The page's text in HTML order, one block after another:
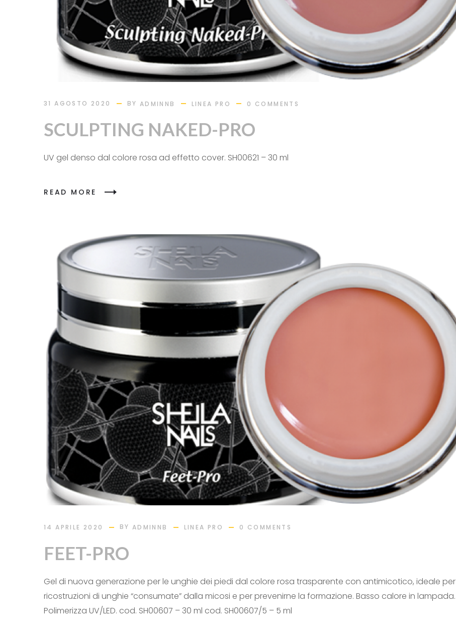
31 AGOSTO 2020 BY ADMINNB LINEA PRO 0 COMMENTS
SCULPTING NAKED-PRO
UV gel denso dal colore rosa ad effetto cover. SH00621 – 30 ml
READ MORE
14 APRILE 2020 BY ADMINNB LINEA PRO 0 COMMENTS
FEET-PRO
Gel di nuova generazione per le unghie dei piedi dal colore rosa trasparente con antimicotico, ideale per
ricostruzioni di unghie “consumate” dalla micosi e per prevenirne la formazione. Basso calore in lampada.
Polimerizza UV/LED. cod. SH00607 – 30 ml cod. SH00607/5 – 5 ml